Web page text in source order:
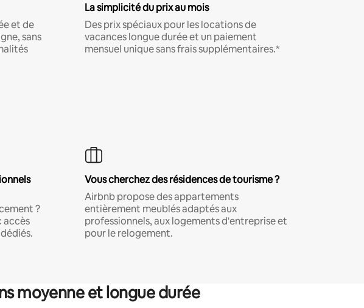
et de
sans
La simplicité du prix au mois
Des prix spéciaux pour les locations de
vacances longue durée et un paiement
mensuel unique sans frais supplémentaires.*
?
accès
Vous cherchez des résidences de tourisme ?
Airbnb propose des appartements
entièrement meublés adaptés aux
professionnels, aux logements d'entreprise et
pour le relogement.
moyenne et longue durée